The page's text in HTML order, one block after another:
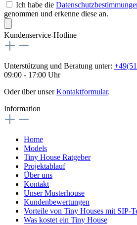
Ich habe die
genommen und erkenne diese an.
Kundenservice-Hotline
Unterstützung und Beratung unter:
09:00 - 17:00 Uhr
Oder über unserKontaktformular.
Information
Home
Models
Tiny House Ratgeber
Projektablauf
Über uns
Kontakt
Unser Musterhouse
Kundenbewertungen
Vorteile von Tiny Houses mit SIP-
Was kostet ein Tiny House